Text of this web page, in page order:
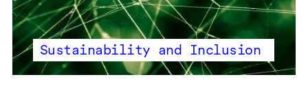
Sustainability and Inclusion